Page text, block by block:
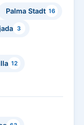
Palma Stadt 16
3
12